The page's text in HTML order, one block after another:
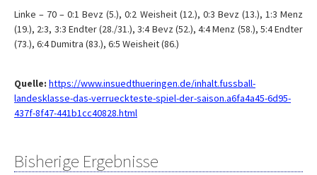
Linke – 70 – 0:1 Bevz (5.), 0:2 Weisheit (12.), 0:3 Bevz (13.), 1:3 Menz
(19.), 2:3, 3:3 Endter (28./31.), 3:4 Bevz (52.), 4:4 Menz (58.), 5:4 Endter
(73.), 6:4 Dumitra (83.), 6:5 Weisheit (86.)
Quelle: https://www.insuedthueringen.de/inhalt.fussball-
landesklasse-das-verrueckteste-spiel-der-saison.a6fa4a45-6d95-
437f-8f47-441b1cc40828.html
Bisherige Ergebnisse